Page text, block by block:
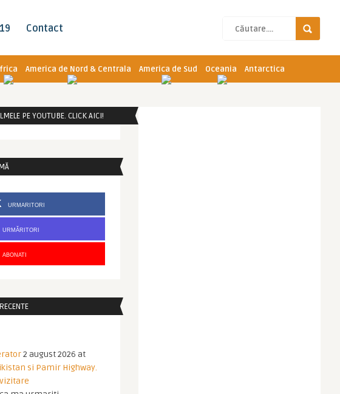
Contact
America de Nord & Centrala America de Sud Oceania Antarctica
PE YOUTUBE. CLICK AICI!
URMARITORI
URMĂRITORI
ABONATI
2 august 2026 at
si Pamir Highway.